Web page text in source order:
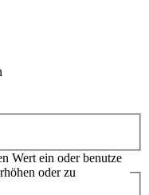
Wert ein oder benutze
oder zu